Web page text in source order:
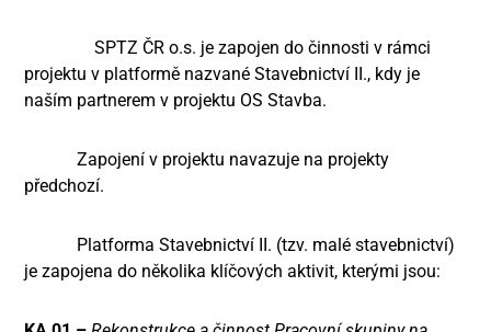
SPTZ ČR o.s. je zapojen do činnosti v rámci
projektu v platformě nazvané Stavebnictví II., kdy je
naším partnerem v projektu OS Stavba.
Zapojení v projektu navazuje na projekty
předchozí.
Platforma Stavebnictví II. (tzv. malé stavebnictví)
je zapojena do několika klíčových aktivit, kterými jsou: